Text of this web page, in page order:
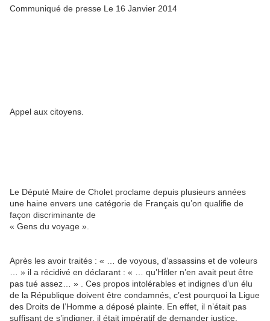
Communiqué de presse Le 16 Janvier 2014
Appel aux citoyens.
Le Député Maire de Cholet proclame depuis plusieurs années
une haine envers une catégorie de Français qu’on qualifie de
façon discriminante de
« Gens du voyage ».
Après les avoir traités : « … de voyous, d’assassins et de voleurs
… » il a récidivé en déclarant : « … qu’Hitler n’en avait peut être
pas tué assez… » . Ces propos intolérables et indignes d’un élu
de la République doivent être condamnés, c’est pourquoi la Ligue
des Droits de l’Homme a déposé plainte. En effet, il n’était pas
suffisant de s’indigner, il était impératif de demander justice.